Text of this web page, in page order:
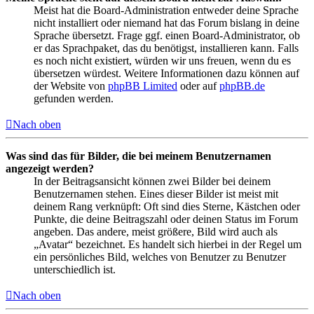
Meist hat die Board-Administration entweder deine Sprache
nicht installiert oder niemand hat das Forum bislang in deine
Sprache übersetzt. Frage ggf. einen Board-Administrator, ob
er das Sprachpaket, das du benötigst, installieren kann. Falls
es noch nicht existiert, würden wir uns freuen, wenn du es
übersetzen würdest. Weitere Informationen dazu können auf
der Website von phpBB Limited oder aufphpBB.de
gefunden werden.
Nach oben
Was sind das für Bilder, die bei meinem Benutzernamen
angezeigt werden?
In der Beitragsansicht können zwei Bilder bei deinem
Benutzernamen stehen. Eines dieser Bilder ist meist mit
deinem Rang verknüpft: Oft sind dies Sterne, Kästchen oder
Punkte, die deine Beitragszahl oder deinen Status im Forum
angeben. Das andere, meist größere, Bild wird auch als
„Avatar“ bezeichnet. Es handelt sich hierbei in der Regel um
ein persönliches Bild, welches von Benutzer zu Benutzer
unterschiedlich ist.
Nach oben